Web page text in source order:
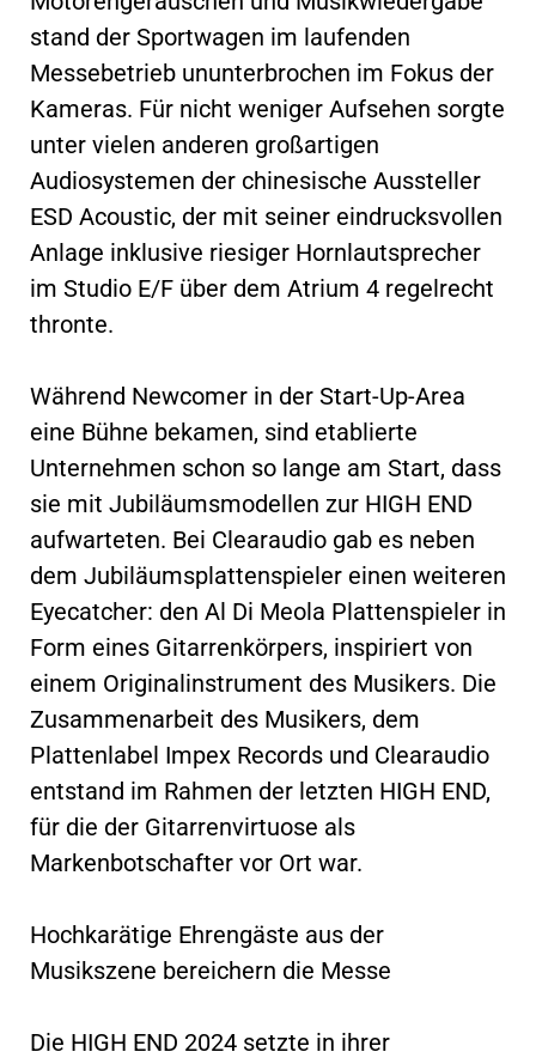
stand der Sportwagen im laufenden
Messebetrieb ununterbrochen im Fokus der
Kameras. Für nicht weniger Aufsehen sorgte
unter vielen anderen großartigen
Audiosystemen der chinesische Aussteller
ESD Acoustic, der mit seiner eindrucksvollen
Anlage inklusive riesiger Hornlautsprecher
im Studio E/F über dem Atrium 4 regelrecht
thronte.
Während Newcomer in der Start-Up-Area
eine Bühne bekamen, sind etablierte
Unternehmen schon so lange am Start, dass
sie mit Jubiläumsmodellen zur HIGH END
aufwarteten. Bei Clearaudio gab es neben
dem Jubiläumsplattenspieler einen weiteren
Eyecatcher: den Al Di Meola Plattenspieler in
Form eines Gitarrenkörpers, inspiriert von
einem Originalinstrument des Musikers. Die
Zusammenarbeit des Musikers, dem
Plattenlabel Impex Records und Clearaudio
entstand im Rahmen der letzten HIGH END,
für die der Gitarrenvirtuose als
Markenbotschafter vor Ort war.
Hochkarätige Ehrengäste aus der
Musikszene bereichern die Messe
Die HIGH END 2024 setzte in ihrer